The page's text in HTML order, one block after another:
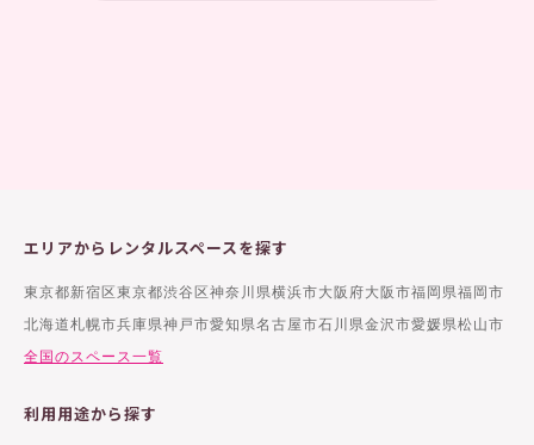
エリアからレンタルスペースを探す
東京都新宿区東京都渋谷区神奈川県横浜市大阪府大阪市福岡県福岡市
北海道札幌市兵庫県神戸市愛知県名古屋市石川県金沢市愛媛県松山市
全国のスペース一覧
利用用途から探す